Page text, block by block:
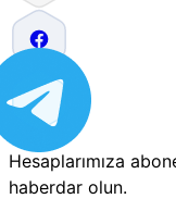
Hesaplarımıza
haberdar olun.